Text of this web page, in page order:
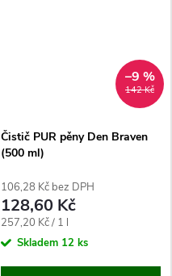
142 Kč
–9 %
Čistič PUR pěny Den Braven
(500 ml)
106,28 Kč bez DPH
128,60 Kč
Měrná
cena:
257,20 Kč / 1 l
Skladem 12 ks